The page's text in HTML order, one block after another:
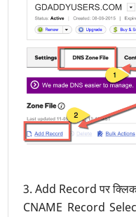
3. Add Record पर
CNAME Record